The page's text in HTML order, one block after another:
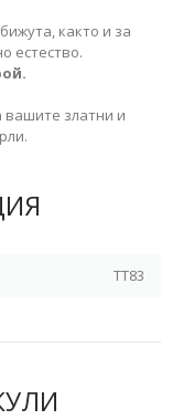
както и за
естество.
вашите златни и
TT83